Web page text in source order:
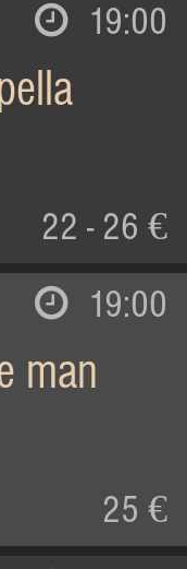
19:00
22 - 26 €
19:00
man
25 €